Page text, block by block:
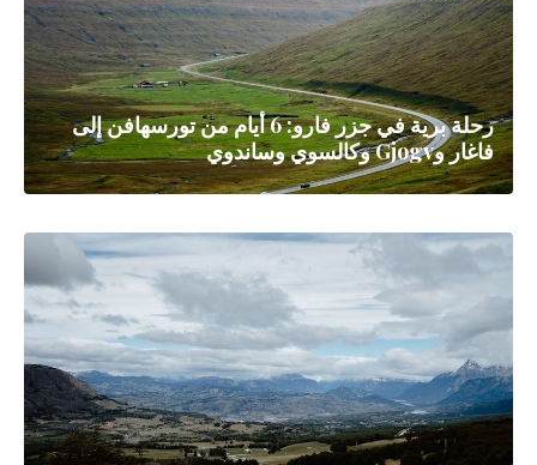
رحلة برية في جزر فارو: 6 أيام من تورسهافن إلى
فاغار وGjogv وكالسوي وساندوي